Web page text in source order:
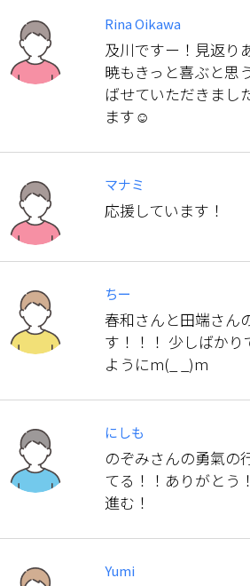
Rina Oikawa
及川ですー！見返り
暁もきっと喜ぶと思
ばせていただきまし
ます☺️
マナミ
応援しています！
ちー
春和さんと田端さん
す！！！ 少しばか
ようにm(_ _)m
にしも
のぞみさんの勇氣の
てる！！ありがとう
進む！
Yumi